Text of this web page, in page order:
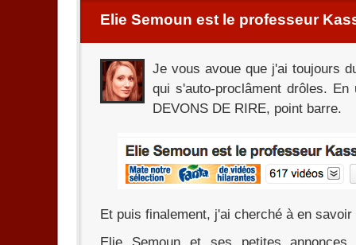
Elie Semoun est le professeur
Je vous avoue que j'ai toujours
qui s'auto-proclâment drôles.
DEVONS DE RIRE, point barre.
Et puis finalement, j'ai cherché à en savoir